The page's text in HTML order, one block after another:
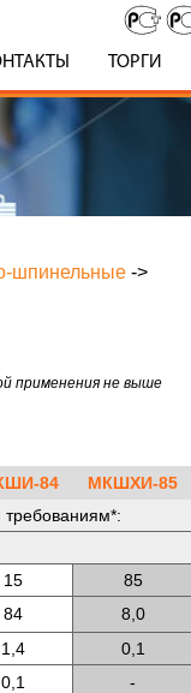
ТОРГИ
шпинельные ->
применения не выше
84
МКШХИ-85
15
85
84
8,0
1,4
0,1
0,1
-